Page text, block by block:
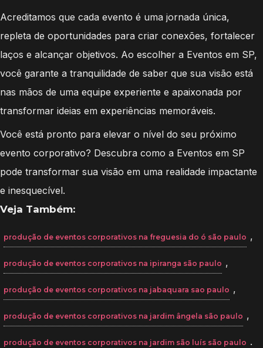
Acreditamos que cada evento é uma jornada única,
repleta de oportunidades para criar conexões, fortalecer
laços e alcançar objetivos. Ao escolher a Eventos em SP,
você garante a tranquilidade de saber que sua visão está
nas mãos de uma equipe experiente e apaixonada por
transformar ideias em experiências memoráveis.
Você está pronto para elevar o nível do seu próximo
evento corporativo? Descubra como a Eventos em SP
pode transformar sua visão em uma realidade impactante
e inesquecível.
Veja Também:
produção de eventos corporativos na freguesia do ó são paulo ,
produção de eventos corporativos na ipiranga são paulo ,
produção de eventos corporativos na jabaquara sao paulo ,
produção de eventos corporativos na jardim ângela são paulo ,
produção de eventos corporativos na jardim são luís são paulo .